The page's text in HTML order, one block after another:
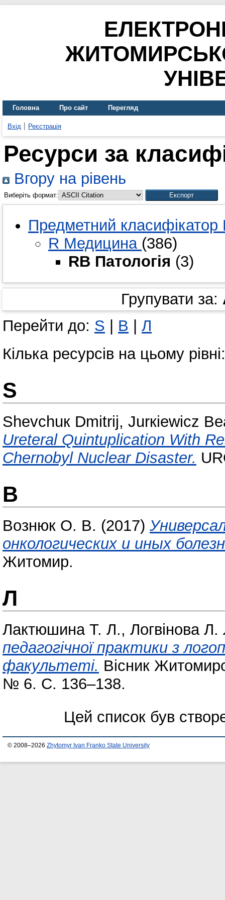
Головна Про сайт Перегляд
Вхід Реєстрація
Ресурси за
Вгору на рівень
Виберіть формат:
Предметний
R Медицина (386)
RB Патологія (3)
Групувати за:
Перейти до: S В
Л
Кілька ресурсів на цьому
S
Shevchuк Dmitrij, Jurкіewіcz
Ureteral Quintuplication With
Chernobyl Nuclear Disaster.
В
Вознюк О. В. (2017)
онкологических и иных
Житомир.
Л
Лактюшина Т. Л., Логвінова Л.
педагогічної практики з
факультеті. Вісник
№ 6. С. 136–138.
Цей список був
© 2008–2026 Zhytomyr Ivan Franko State University